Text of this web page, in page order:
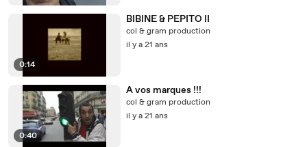
0:14
BIBINE & PEPITO II
col & gram production
il y a 21 ans
0:40
A vos marques !!!
col & gram production
il y a 21 ans